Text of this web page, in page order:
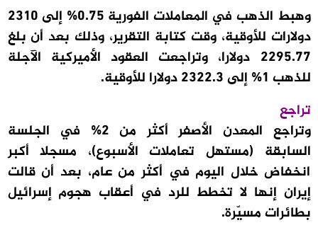
وهبط الذهب في المعاملات الفورية 0.75% إلى 2310
دولارات للأوقية، وقت كتابة التقرير، وذلك بعد أن بلغ
2295.77 دولارا، وتراجعت العقود الأميركية الآجلة
للذهب 1% إلى 2322.3 دولارا للأوقية.
تراجع
وتراجع المعدن الأصفر أكثر من 2% في الجلسة
السابقة (مستهل تعاملات الأسبوع)، مسجلا أكبر
انخفاض خلال اليوم في أكثر من عام، بعد أن قالت
إيران إنها لا تخطط للرد في أعقاب هجوم إسرائيل
بطائرات مسيّرة.